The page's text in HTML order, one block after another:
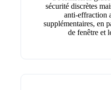
sécurité discrètes
anti-effraction
supplémentaires, en
de fenêtre et